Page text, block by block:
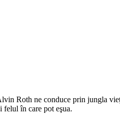
Roth ne conduce prin jungla
felul în care pot eşua.